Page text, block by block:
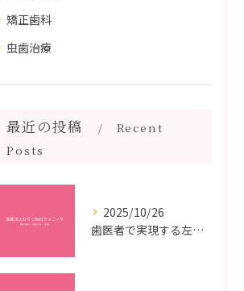
矯正歯科
虫歯治療
最近の投稿
Recent
Posts
2025/10/26
歯医者で実現する左右対称治療のポイントと矯正治療選びの疑問解決ガイド